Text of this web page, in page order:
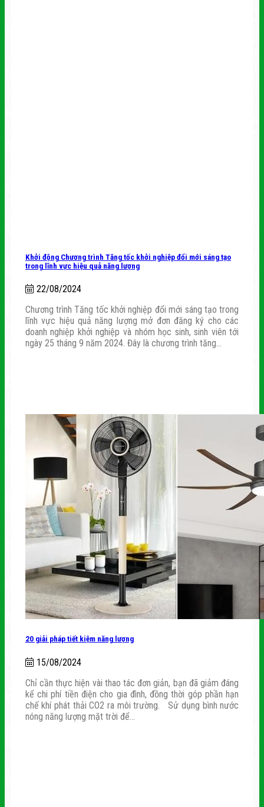
Khởi động Chương trình Tăng tốc khởi nghiệp đổi mới sáng tạo
trong lĩnh vực hiệu quả năng lượng
22/08/2024
Chương trình Tăng tốc khởi nghiệp đổi mới sáng tạo trong
lĩnh vực hiệu quả năng lượng mở đơn đăng ký cho các
doanh nghiệp khởi nghiệp và nhóm học sinh, sinh viên tới
ngày 25 tháng 9 năm 2024. Đây là chương trình tăng...
20 giải pháp tiết kiệm năng lượng
15/08/2024
Chỉ cần thực hiện vài thao tác đơn giản, bạn đã giảm đáng
kể chi phí tiền điện cho gia đình, đồng thời góp phần hạn
chế khí phát thải CO2 ra môi trường. Sử dụng bình nước
nóng năng lượng mặt trời để...